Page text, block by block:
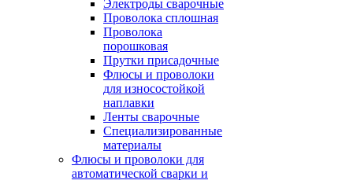
Электроды сварочные
Проволока сплошная
Проволока
порошковая
Прутки присадочные
Флюсы и проволоки
для износостойкой
наплавки
Ленты сварочные
Специализированные
материалы
Флюсы и проволоки для
автоматической сварки и